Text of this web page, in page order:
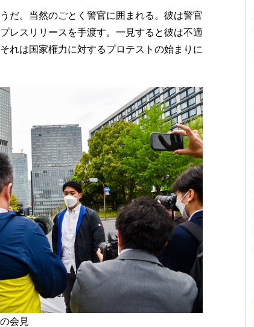
だ。当然のごとく警官に囲まれる。彼は警官
レスリリースを手渡す。一見すると彼は不適
れは国家権力に対するプロテストの始まりに
会見